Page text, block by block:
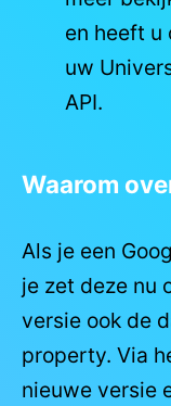
en heeft u
uw
API.
Waarom
Als je een
je zet deze nu
versie ook de
property. Via
nieuwe versie